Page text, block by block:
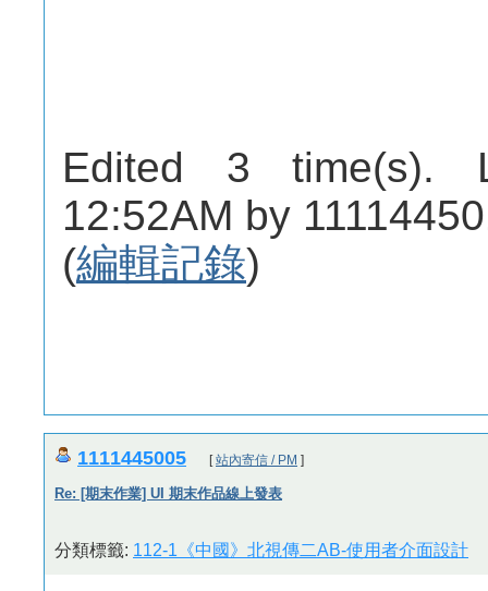
Edited 3 time(s).
12:52AM by
(編輯記錄)
1111445005 [站內寄信 / PM ]
Re: [期末作業] UI 期末作品線上發表
分類標籤: 112-1《中國》北視傳二AB-使用者介面設計